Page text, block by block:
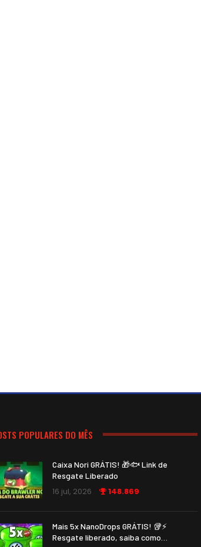
POPULARES DO MÊS
Caixa Nori GRÁTIS! 🎁🐟 Link de
Resgate Liberado
16 jul, 2026 148.869
Mais 5x NanoDrops GRÁTIS! 🥡⚡
Resgate liberado, saiba como…